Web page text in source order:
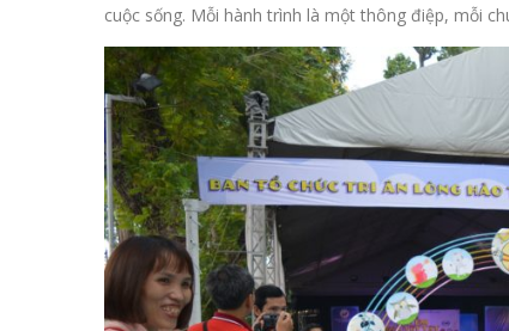
cuộc sống. Mỗi hành trình là một thông điệp, mỗi